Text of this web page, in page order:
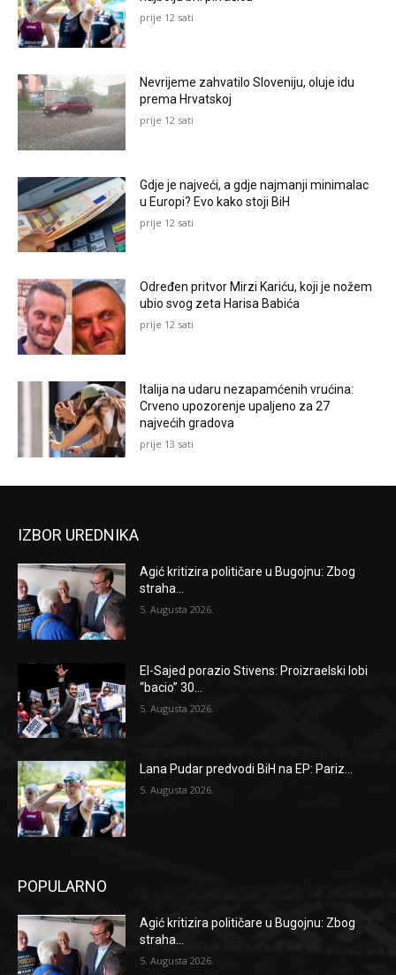
prije 12 sati
Nevrijeme zahvatilo Sloveniju, oluje idu
prema Hrvatskoj
prije 12 sati
Gdje je najveći, a gdje najmanji minimalac
u Europi? Evo kako stoji BiH
prije 12 sati
Određen pritvor Mirzi Kariću, koji je nožem
ubio svog zeta Harisa Babića
prije 12 sati
Italija na udaru nezapamćenih vrućina:
Crveno upozorenje upaljeno za 27
najvećih gradova
prije 13 sati
IZBOR UREDNIKA
Agić kritizira političare u Bugojnu: Zbog
straha...
5. Augusta 2026.
El-Sajed porazio Stivens: Proizraelski lobi
“bacio” 30...
5. Augusta 2026.
Lana Pudar predvodi BiH na EP: Pariz...
5. Augusta 2026.
POPULARNO
Agić kritizira političare u Bugojnu: Zbog
straha...
5. Augusta 2026.